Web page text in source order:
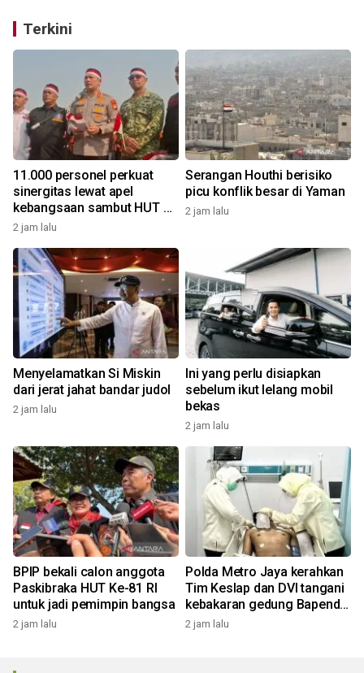
Terkini
11.000 personel perkuat
sinergitas lewat apel
kebangsaan sambut HUT RI
di kawasan Monas
2 jam lalu
Serangan Houthi berisiko
picu konflik besar di Yaman
2 jam lalu
Menyelamatkan Si Miskin
dari jerat jahat bandar judol
2 jam lalu
Ini yang perlu disiapkan
sebelum ikut lelang mobil
bekas
2 jam lalu
BPIP bekali calon anggota
Paskibraka HUT Ke-81 RI
untuk jadi pemimpin bangsa
2 jam lalu
Polda Metro Jaya kerahkan
Tim Keslap dan DVI tangani
kebakaran gedung Bapenda
DKI
2 jam lalu